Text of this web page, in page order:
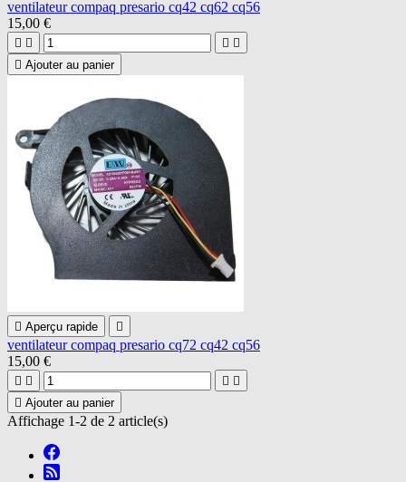
ventilateur compaq presario cq42 cq62 cq56
15,00 €
   
 Ajouter au panier
 Aperçu rapide 
ventilateur compaq presario cq72 cq42 cq56
15,00 €
   
 Ajouter au panier
Affichage 1-2 de 2 article(s)